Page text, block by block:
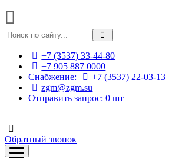
+7 (3537) 33-44-80
+7 905 887 0000
Снабжение:
+7 (3537) 22-03-13
zgm@zgm.su
Отправить запрос: 0 шт
Обратный звонок